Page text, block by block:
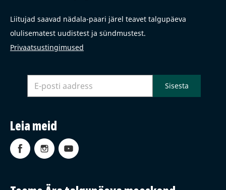
Liitujad saavad nädala-paari järel teavet talgupäeva
olulisematest uudistest ja sündmustest.
Privaatsustingimused
Leia meid